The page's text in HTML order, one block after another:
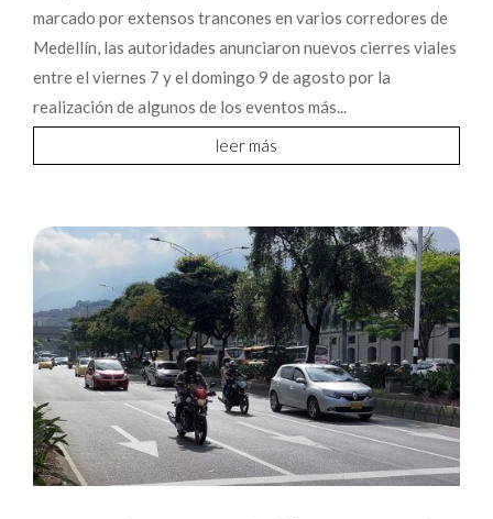
marcado por extensos trancones en varios corredores de
Medellín, las autoridades anunciaron nuevos cierres viales
entre el viernes 7 y el domingo 9 de agosto por la
realización de algunos de los eventos más...
leer más